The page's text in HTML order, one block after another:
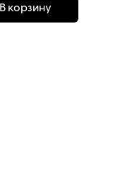
В корзину